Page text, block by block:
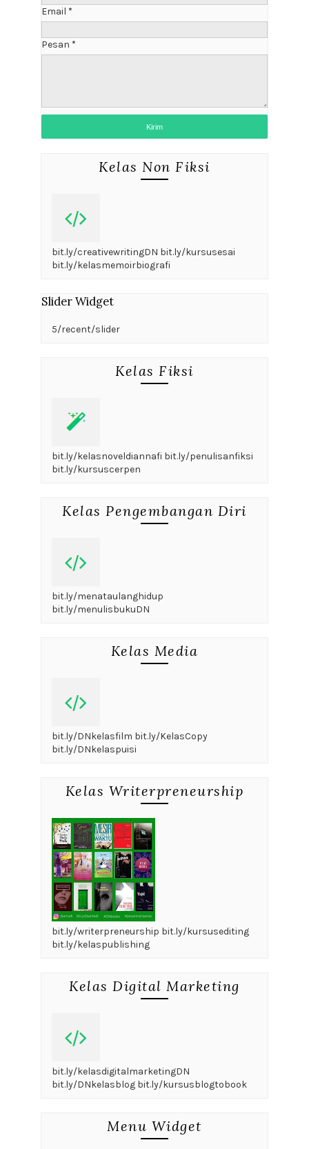
Email *
Pesan *
Kelas Non Fiksi
bit.ly/creativewritingDN bit.ly/kursusesai
bit.ly/kelasmemoirbiografi
Slider Widget
5/recent/slider
Kelas Fiksi
bit.ly/kelasnoveldiannafi bit.ly/penulisanfiksi
bit.ly/kursuscerpen
Kelas Pengembangan Diri
bit.ly/menataulanghidup
bit.ly/menulisbukuDN
Kelas Media
bit.ly/DNkelasfilm bit.ly/KelasCopy
bit.ly/DNkelaspuisi
Kelas Writerpreneurship
bit.ly/writerpreneurship bit.ly/kursusediting
bit.ly/kelaspublishing
Kelas Digital Marketing
bit.ly/kelasdigitalmarketingDN
bit.ly/DNkelasblog bit.ly/kursusblogtobook
Menu Widget